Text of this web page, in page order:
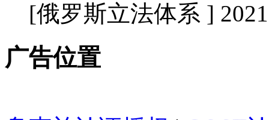
[俄罗斯立法体系 ]
广告位置